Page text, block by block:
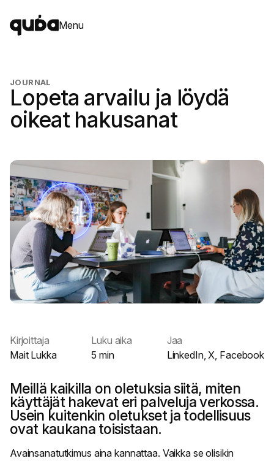
Menu
JOURNAL
Lopeta arvailu ja löydä
oikeat hakusanat
Kirjoittaja
Mait Lukka
Luku aika
5 min
Jaa
LinkedIn,X, Facebook
Meillä kaikilla on oletuksia siitä, miten
käyttäjät hakevat eri palveluja verkossa.
Usein kuitenkin oletukset ja todellisuus
ovat kaukana toisistaan.
Avainsanatutkimus aina kannattaa. Vaikka se olisikin